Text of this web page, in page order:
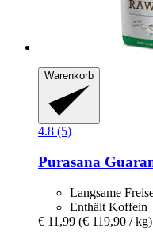
Warenkorb
4.8 (5)
Purasana
Langsame
Enthält Koffein
€ 11,99 (€ 119,90 / kg)